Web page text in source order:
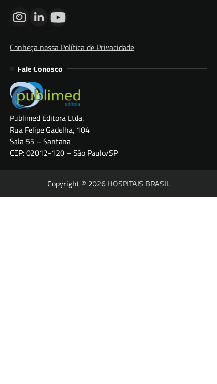
Conheça nossa Política de Privacidade
Fale Conosco
Publimed Editora Ltda.
Rua Felipe Gadelha, 104
Sala 55 – Santana
CEP: 02012-120 – São Paulo/SP
Copyright © 2026 HOSPITAIS BRASIL